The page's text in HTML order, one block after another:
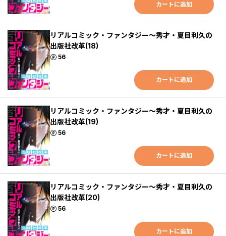
カートに追加
リアルコミック・ファンタジー～秀才・夏目利久の
出版社改革(18)
56
ポイント
カートに追加
リアルコミック・ファンタジー～秀才・夏目利久の
出版社改革(19)
56
ポイント
カートに追加
リアルコミック・ファンタジー～秀才・夏目利久の
出版社改革(20)
56
ポイント
カートに追加